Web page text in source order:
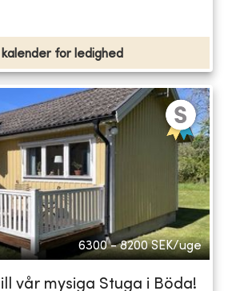
kalender for ledighed
6300 - 8200 SEK/uge
vår mysiga Stuga i Böda!